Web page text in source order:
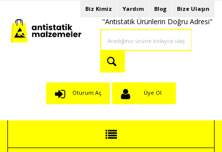
Biz Kimiz Yardım Blog Bize Ulaşın
"Antistatik Ürünlerin Doğru Adresi"
Oturum Aç Üye Ol